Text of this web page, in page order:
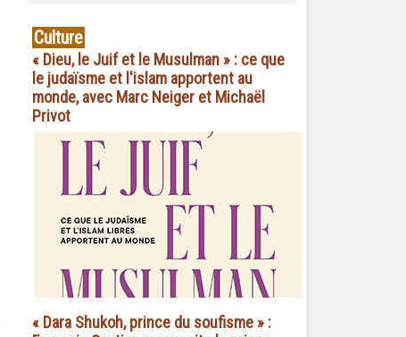
Culture
« Dieu, le Juif et le Musulman » : ce que
le judaïsme et l'islam apportent au
monde, avec Marc Neiger et Michaël
Privot
« Dara Shukoh, prince du soufisme » :